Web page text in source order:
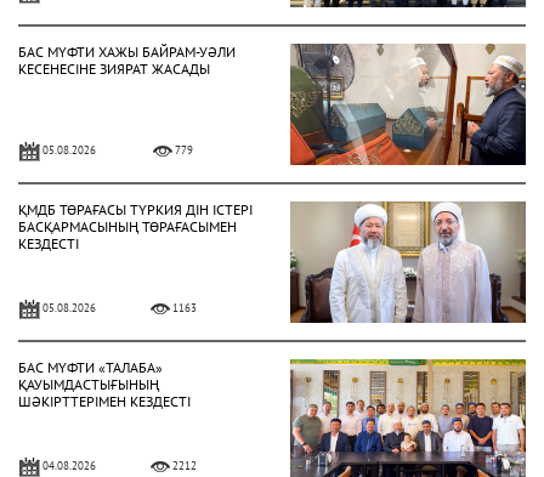
БАС МҮФТИ ХАЖЫ БАЙРАМ-УӘЛИ
КЕСЕНЕСІНЕ ЗИЯРАТ ЖАСАДЫ
05.08.2026 779
ҚМДБ ТӨРАҒАСЫ ТҮРКИЯ ДІН ІСТЕРІ
БАСҚАРМАСЫНЫҢ ТӨРАҒАСЫМЕН
КЕЗДЕСТІ
05.08.2026 1163
БАС МҮФТИ «ТАЛАБА»
ҚАУЫМДАСТЫҒЫНЫҢ
ШӘКІРТТЕРІМЕН КЕЗДЕСТІ
04.08.2026 2212